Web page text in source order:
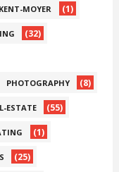
KENT-MOYER (1)
(32)
PHOTOGRAPHY (8)
ESTATE (55)
(1)
(25)